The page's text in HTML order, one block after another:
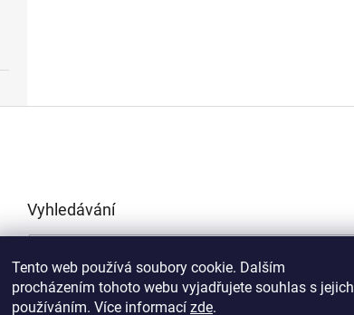
Tento web používá soubory cookie. Dalším
procházením tohoto webu vyjadřujete souhlas s jejich
používáním. Více informací zde.
Vyhledávání